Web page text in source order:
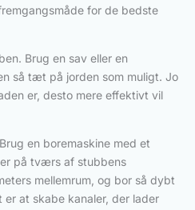
for de bedste
Brug en sav eller en
så tæt på jorden som muligt. Jo
er, desto mere effektivt vil
en boremaskine med et
på tværs af stubbens
mellemrum, og bor så dybt
at skabe kanaler, der lader